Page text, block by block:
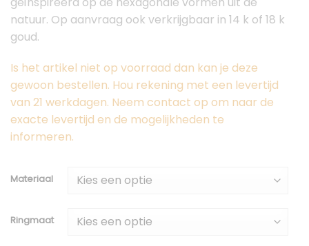
natuur. Op aanvraag ook verkrijgbaar in 14 k of 18 k
goud.
Is het artikel niet op voorraad dan kan je deze
gewoon bestellen. Hou rekening met een levertijd
van 21 werkdagen. Neem contact op om naar de
exacte levertijd en de mogelijkheden te
informeren.
Materiaal
Ringmaat